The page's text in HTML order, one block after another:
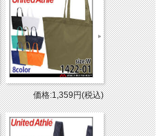
価格:1,359円(税込)